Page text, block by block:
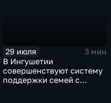
29 июля
3 мин
В Ингушетии
совершенствуют систему
поддержки семей с